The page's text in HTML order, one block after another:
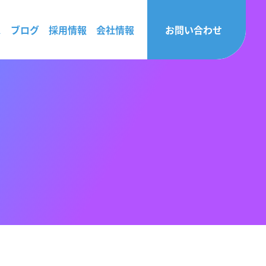
ブログ 採用情報 会社情報 お問い合わせ